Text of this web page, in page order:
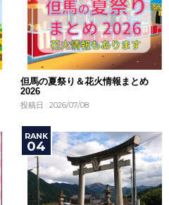
但馬の夏祭り＆花火情報まとめ
2026
投稿日 : 2026/07/08